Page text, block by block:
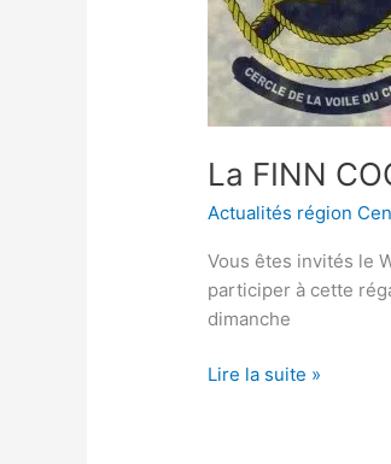
La FINN
Actualités région
Vous êtes invités le
participer à cette
dimanche
Lire la suite »